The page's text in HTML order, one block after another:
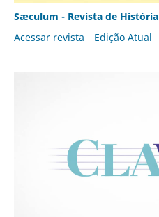
Sæculum - Revista de História
Acessar revista
Edição Atual